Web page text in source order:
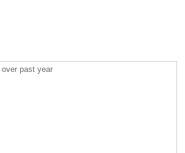
over past year